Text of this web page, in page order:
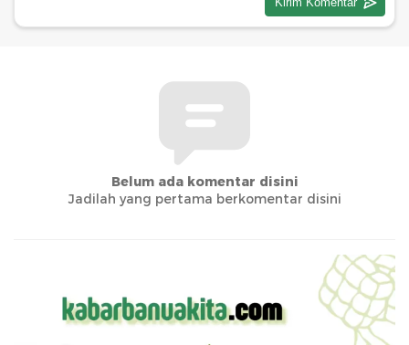
Belum ada komentar disini
Jadilah yang pertama berkomentar disini